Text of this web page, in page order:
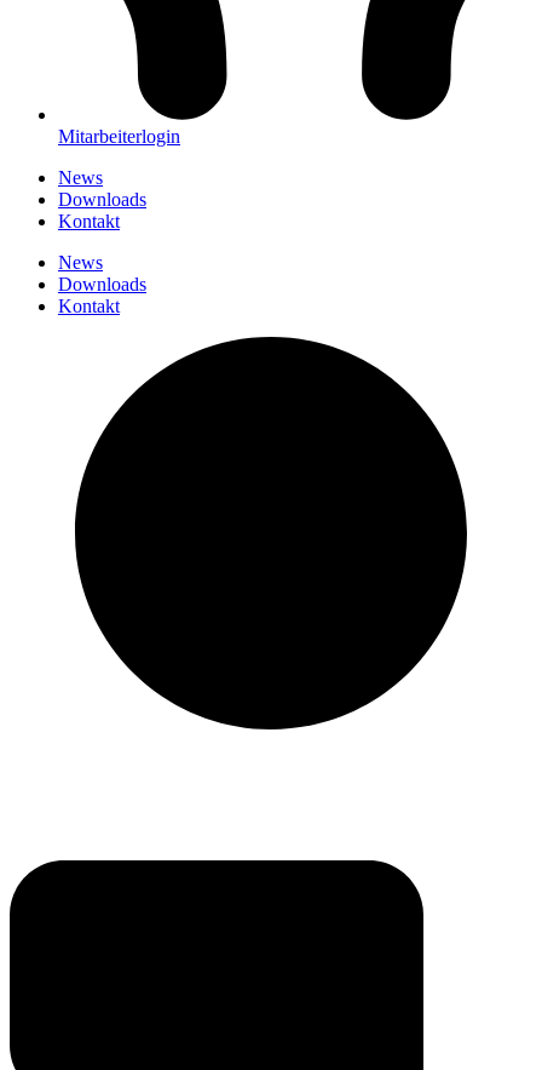
Mitarbeiterlogin
News
Downloads
Kontakt
News
Downloads
Kontakt